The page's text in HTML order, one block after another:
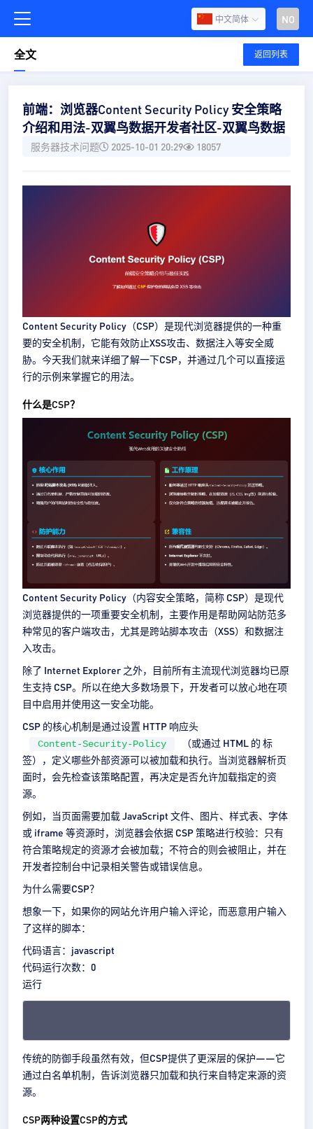
中文简体 NO
全文 返回列表
前端：浏览器Content Security Policy 安全策略
介绍和用法-双翼鸟数据开发者社区-双翼鸟数据
服务器技术问题 2025-10-01 20:29 18057
Content Security Policy（CSP）是现代浏览器提供的一种重
要的安全机制，它能有效防止XSS攻击、数据注入等安全威
胁。今天我们就来详细了解一下CSP，并通过几个可以直接运
行的示例来掌握它的用法。
什么是CSP？
Content Security Policy（内容安全策略，简称 CSP）是现代
浏览器提供的一项重要安全机制，主要作用是帮助网站防范多
种常见的客户端攻击，尤其是跨站脚本攻击（XSS）和数据注
入攻击。
除了 Internet Explorer 之外，目前所有主流现代浏览器均已原
生支持 CSP。所以在绝大多数场景下，开发者可以放心地在项
目中启用并使用这一安全功能。
CSP 的核心机制是通过设置 HTTP 响应头
Content-Security-Policy
（或通过 HTML 的 标
签），定义哪些外部资源可以被加载和执行。当浏览器解析页
面时，会先检查该策略配置，再决定是否允许加载指定的资
源。
例如，当页面需要加载 JavaScript 文件、图片、样式表、字体
或 iframe 等资源时，浏览器会依据 CSP 策略进行校验：只有
符合策略规定的资源才会被加载；不符合的则会被阻止，并在
开发者控制台中记录相关警告或错误信息。
为什么需要CSP？
想象一下，如果你的网站允许用户输入评论，而恶意用户输入
了这样的脚本：
代码语言： javascript
代码运行次数： 0
运行
传统的防御手段虽然有效，但CSP提供了更深层的保护——它
通过白名单机制，告诉浏览器只加载和执行来自特定来源的资
源。
CSP两种设置CSP的方式